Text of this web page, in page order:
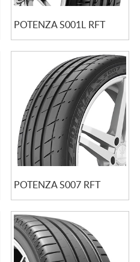
POTENZA S001L RFT
POTENZA S007 RFT